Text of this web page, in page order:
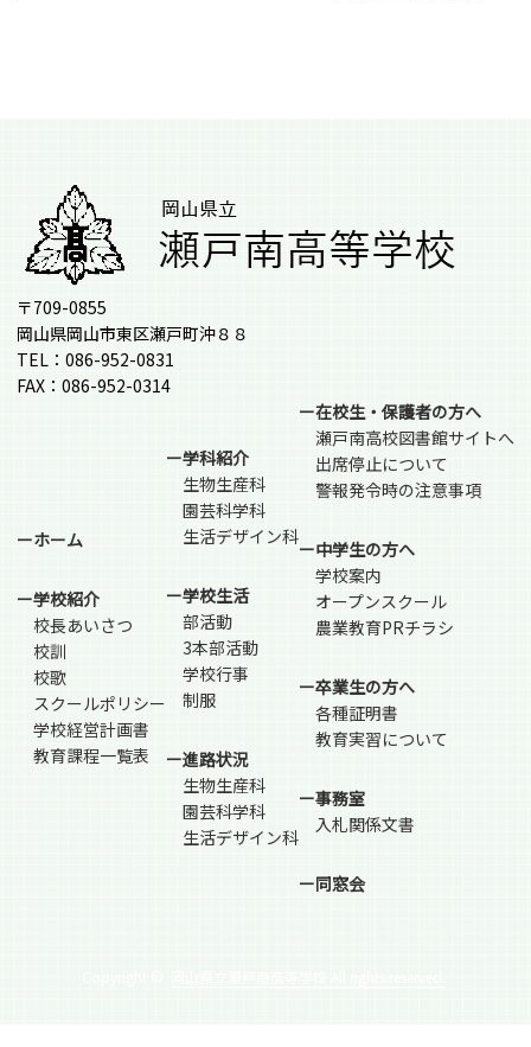
〒709-0855
岡山県岡山市東区瀬戸町沖８８
TEL：086-952-0831
FAX：086-952-0314
ーホーム
ー学校紹介
校長あいさつ
校訓
校歌
スクールポリシー
学校経営計画書
教育課程一覧表
ー学科紹介
生物生産科
園芸科学科
生活デザイン科
ー学校生活
部活動
3本部活動
学校行事
制服
ー進路状況
生物生産科
園芸科学科
生活デザイン科
ー在校生・保護者の方へ
瀬戸南高校図書館サイトへ
出席停止について
警報発令時の注意事項
ー中学生の方へ
学校案内
オープンスクール
農業教育PRチラシ
ー卒業生の方へ
各種証明書
教育実習について
ー事務室
入札関係文書
ー同窓会